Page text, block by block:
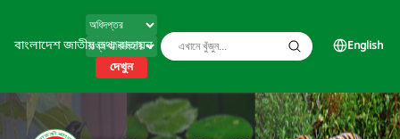
বাংলাদেশ জাতীয় তথ্য বাতায়ন
দেখুন
English